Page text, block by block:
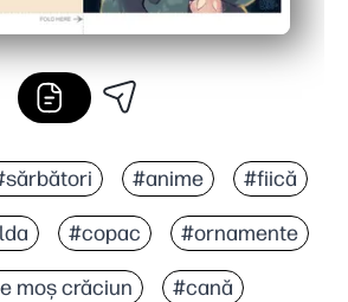
#anime #fiică
#copac #ornamente
moș crăciun #cană